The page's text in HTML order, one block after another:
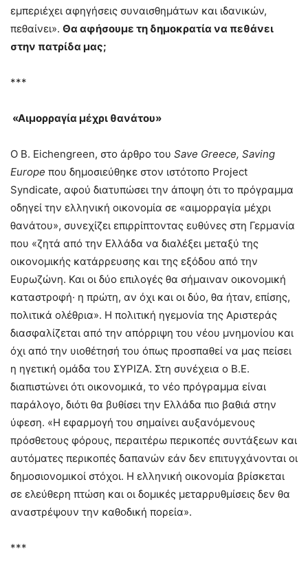
εμπεριέχει αφηγήσεις συναισθημάτων και ιδανικών,
πεθαίνει». Θα αφήσουμε τη δημοκρατία να πεθάνει
στην πατρίδα μας;
***
«Αιμορραγία μέχρι θανάτου»
Ο B. Eichengreen, στο άρθρο του Save Greece, Saving
Europe που δημοσιεύθηκε στον ιστότοπο Project
Syndicate, αφού διατυπώσει την άποψη ότι το πρόγραμμα
οδηγεί την ελληνική οικονομία σε «αιμορραγία μέχρι
θανάτου», συνεχίζει επιρρίπτοντας ευθύνες στη Γερμανία
που «ζητά από την Ελλάδα να διαλέξει μεταξύ της
οικονομικής κατάρρευσης και της εξόδου από την
Ευρωζώνη. Και οι δύο επιλογές θα σήμαιναν οικονομική
καταστροφή· η πρώτη, αν όχι και οι δύο, θα ήταν, επίσης,
πολιτικά ολέθρια». Η πολιτική ηγεμονία της Αριστεράς
διασφαλίζεται από την απόρριψη του νέου μνημονίου και
όχι από την υιοθέτησή του όπως προσπαθεί να μας πείσει
η ηγετική ομάδα του ΣΥΡΙΖΑ. Στη συνέχεια ο Β.Ε.
διαπιστώνει ότι οικονομικά, το νέο πρόγραμμα είναι
παράλογο, διότι θα βυθίσει την Ελλάδα πιο βαθιά στην
ύφεση. «Η εφαρμογή του σημαίνει αυξανόμενους
πρόσθετους φόρους, περαιτέρω περικοπές συντάξεων και
αυτόματες περικοπές δαπανών εάν δεν επιτυγχάνονται οι
δημοσιονομικοί στόχοι. Η ελληνική οικονομία βρίσκεται
σε ελεύθερη πτώση και οι δομικές μεταρρυθμίσεις δεν θα
αναστρέψουν την καθοδική πορεία».
***